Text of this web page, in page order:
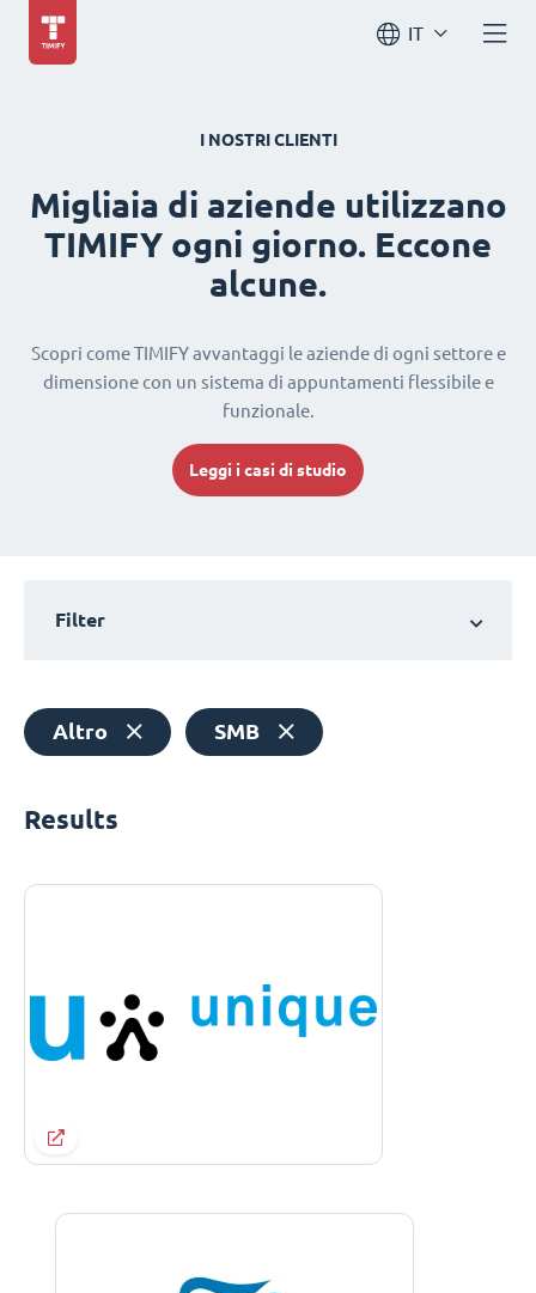
IT
I NOSTRI CLIENTI
Migliaia di aziende utilizzano
TIMIFY ogni giorno. Eccone
alcune.
Scopri come TIMIFY avvantaggi le aziende di ogni settore e
dimensione con un sistema di appuntamenti flessibile e
funzionale.
Leggi i casi di studio
Filter
Altro SMB
Results